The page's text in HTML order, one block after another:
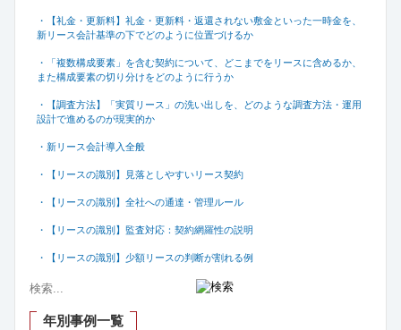
・【礼金・更新料】礼金・更新料・返還されない敷金といった一時金を、
新リース会計基準の下でどのように位置づけるか
・「複数構成要素」を含む契約について、どこまでをリースに含めるか、
また構成要素の切り分けをどのように行うか
・【調査方法】「実質リース」の洗い出しを、どのような調査方法・運用
設計で進めるのが現実的か
・新リース会計導入全般
・【リースの識別】見落としやすいリース契約
・【リースの識別】全社への通達・管理ルール
・【リースの識別】監査対応：契約網羅性の説明
・【リースの識別】少額リースの判断が割れる例
年別事例一覧